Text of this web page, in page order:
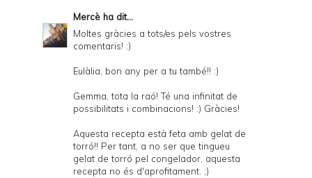
Mercè ha dit...
Moltes gràcies a tots/es pels vostres
comentaris! :)
Eulàlia, bon any per a tu també!! :)
Gemma, tota la raó! Té una infinitat de
possibilitats i combinacions! :) Gràcies!
Aquesta recepta està feta amb gelat de
torró!! Per tant, a no ser que tingueu
gelat de torró pel congelador, aquesta
recepta no és d'aprofitament. ;)